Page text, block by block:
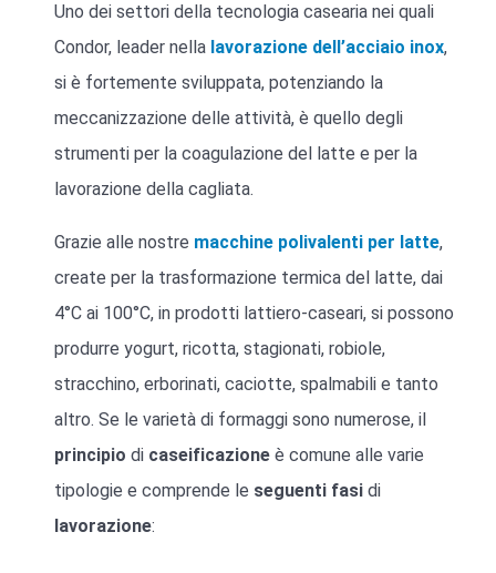
Uno dei settori della tecnologia casearia nei quali
Condor, leader nella lavorazione dell’acciaio inox,
si è fortemente sviluppata, potenziando la
meccanizzazione delle attività, è quello degli
strumenti per la coagulazione del latte e per la
lavorazione della cagliata.
Grazie alle nostre macchine polivalenti per latte,
create per la trasformazione termica del latte, dai
4°C ai 100°C, in prodotti lattiero-caseari, si possono
produrre yogurt, ricotta, stagionati, robiole,
stracchino, erborinati, caciotte, spalmabili e tanto
altro. Se le varietà di formaggi sono numerose, il
principio di caseificazione è comune alle varie
tipologie e comprende le seguenti fasi di
lavorazione: